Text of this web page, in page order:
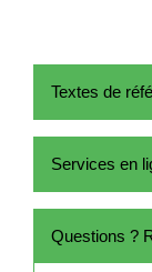
Textes de
Services en
Questions ?